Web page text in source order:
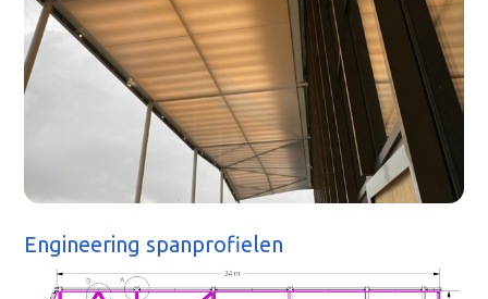
Engineering spanprofielen